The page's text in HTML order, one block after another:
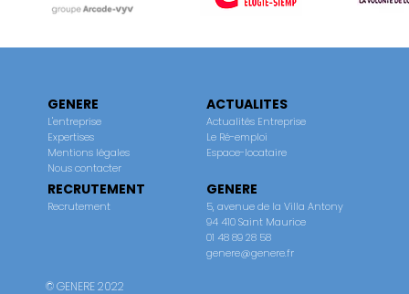
GENERE
L'entreprise
Expertises
Mentions légales
Nous contacter
ACTUALITES
Actualités Entreprise
Le Ré-emploi
Espace-locataire
RECRUTEMENT
Recrutement
GENERE
5, avenue de la Villa Antony
94 410 Saint Maurice
01 48 89 28 58
genere@genere.fr
© GENERE 2022